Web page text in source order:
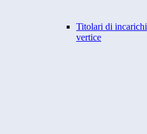
Titolari di
vertice